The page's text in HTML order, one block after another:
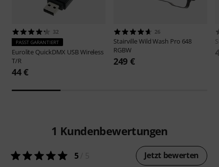
32
PASST GARANTIERT
Eurolite QuickDMX USB Wireless
T/R
44 €
26
StairvilleWild Wash Pro 648
RGBW
249 €
1 Kundenbewertungen
5/ 5 Jetzt bewerten